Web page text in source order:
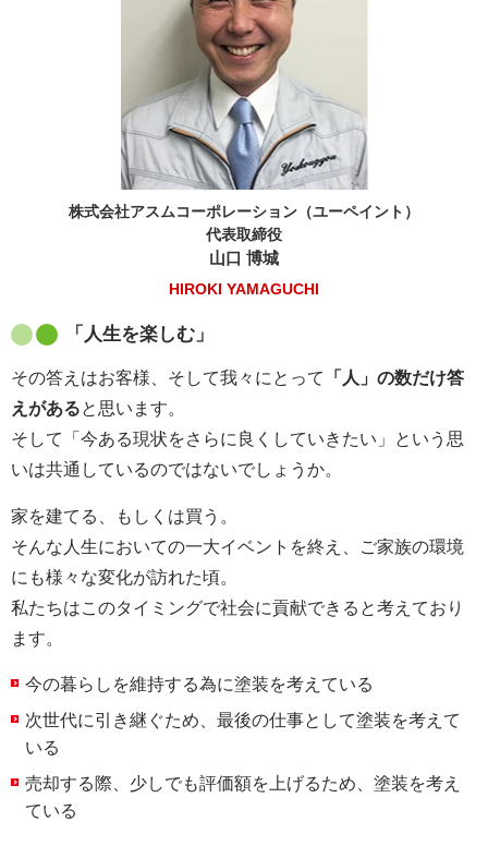
株式会社アスムコーポレーション（ユーペイント）
代表取締役
山口 博城
HIROKI YAMAGUCHI
「人生を楽しむ」
その答えはお客様、そして我々にとって
「人」の数だけ答
えがあると思います。
そして「今ある現状をさらに良くしていきたい」という思
いは共通しているのではないでしょうか。
家を建てる、もしくは買う。
そんな人生においての一大イベントを終え、ご家族の環境
にも様々な変化が訪れた頃。
私たちはこのタイミングで社会に貢献できると考えており
ます。
今の暮らしを維持する為に塗装を考えている
次世代に引き継ぐため、最後の仕事として塗装を考えて
いる
売却する際、少しでも評価額を上げるため、塗装を考え
ている